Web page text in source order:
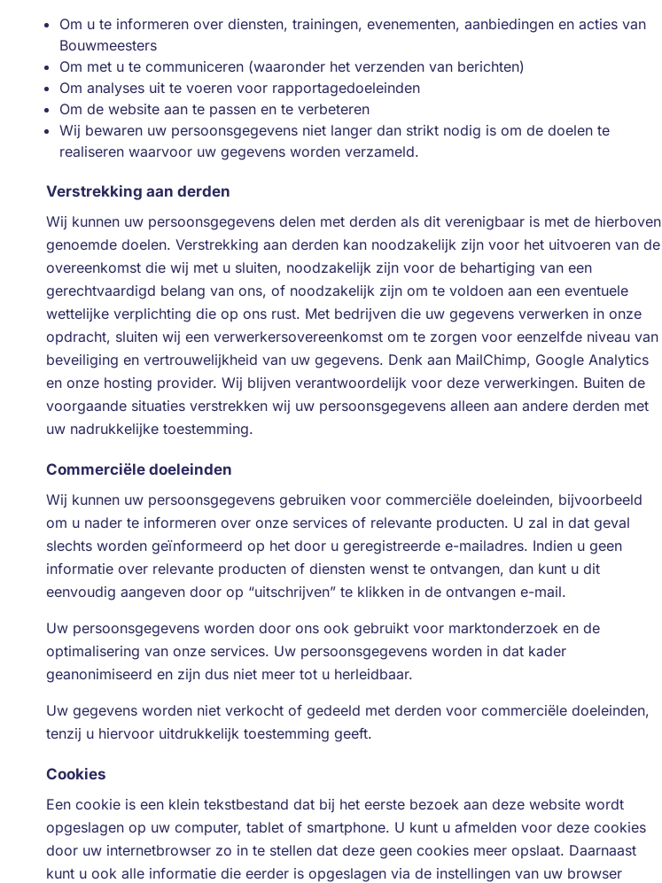
Om u te informeren over diensten, trainingen, evenementen, aanbiedingen en acties van
Bouwmeesters
Om met u te communiceren (waaronder het verzenden van berichten)
Om analyses uit te voeren voor rapportagedoeleinden
Om de website aan te passen en te verbeteren
Wij bewaren uw persoonsgegevens niet langer dan strikt nodig is om de doelen te
realiseren waarvoor uw gegevens worden verzameld.
Verstrekking aan derden
Wij kunnen uw persoonsgegevens delen met derden als dit verenigbaar is met de hierboven
genoemde doelen. Verstrekking aan derden kan noodzakelijk zijn voor het uitvoeren van de
overeenkomst die wij met u sluiten, noodzakelijk zijn voor de behartiging van een
gerechtvaardigd belang van ons, of noodzakelijk zijn om te voldoen aan een eventuele
wettelijke verplichting die op ons rust. Met bedrijven die uw gegevens verwerken in onze
opdracht, sluiten wij een verwerkersovereenkomst om te zorgen voor eenzelfde niveau van
beveiliging en vertrouwelijkheid van uw gegevens. Denk aan MailChimp, Google Analytics
en onze hosting provider. Wij blijven verantwoordelijk voor deze verwerkingen. Buiten de
voorgaande situaties verstrekken wij uw persoonsgegevens alleen aan andere derden met
uw nadrukkelijke toestemming.
Commerciële doeleinden
Wij kunnen uw persoonsgegevens gebruiken voor commerciële doeleinden, bijvoorbeeld
om u nader te informeren over onze services of relevante producten. U zal in dat geval
slechts worden geïnformeerd op het door u geregistreerde e-mailadres. Indien u geen
informatie over relevante producten of diensten wenst te ontvangen, dan kunt u dit
eenvoudig aangeven door op “uitschrijven” te klikken in de ontvangen e-mail.
Uw persoonsgegevens worden door ons ook gebruikt voor marktonderzoek en de
optimalisering van onze services. Uw persoonsgegevens worden in dat kader
geanonimiseerd en zijn dus niet meer tot u herleidbaar.
Uw gegevens worden niet verkocht of gedeeld met derden voor commerciële doeleinden,
tenzij u hiervoor uitdrukkelijk toestemming geeft.
Cookies
Een cookie is een klein tekstbestand dat bij het eerste bezoek aan deze website wordt
opgeslagen op uw computer, tablet of smartphone. U kunt u afmelden voor deze cookies
door uw internetbrowser zo in te stellen dat deze geen cookies meer opslaat. Daarnaast
kunt u ook alle informatie die eerder is opgeslagen via de instellingen van uw browser